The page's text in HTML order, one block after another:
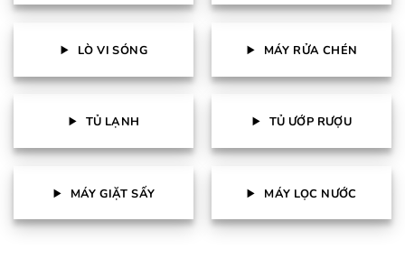
LÒ VI SÓNG MÁY RỬA CHÉN
TỦ LẠNH TỦ ƯỚP RƯỢU
MÁY GIẶT SẤY MÁY LỌC NƯỚC